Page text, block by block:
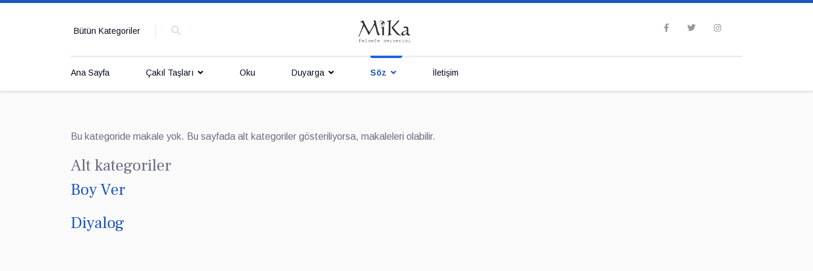
Bütün Kategoriler
Ana Sayfa Çakıl Taşları Oku Duyarga Söz İletişim
Bu kategoride makale yok. Bu sayfada alt kategoriler gösteriliyorsa, makaleleri olabilir.
Alt kategoriler
Boy Ver
Diyalog